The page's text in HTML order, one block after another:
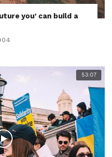
you’ can build a
53:07